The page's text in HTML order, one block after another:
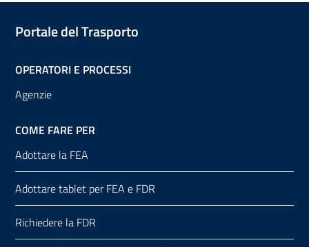
Portale del Trasporto
OPERATORI E PROCESSI
Agenzie
COME FARE PER
Adottare la FEA
Adottare tablet per FEA e FDR
Richiedere la FDR